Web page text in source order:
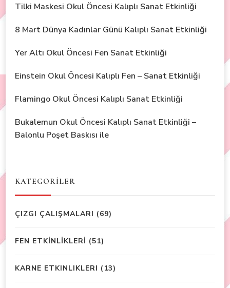
Tilki Maskesi Okul Öncesi Kalıplı Sanat Etkinliği
8 Mart Dünya Kadınlar Günü Kalıplı Sanat Etkinliği
Yer Altı Okul Öncesi Fen Sanat Etkinliği
Einstein Okul Öncesi Kalıplı Fen – Sanat Etkinliği
Flamingo Okul Öncesi Kalıplı Sanat Etkinliği
Bukalemun Okul Öncesi Kalıplı Sanat Etkinliği –
Balonlu Poşet Baskısı ile
KATEGORİLER
ÇIZGI ÇALIŞMALARI (69)
FEN ETKİNLİKLERİ (51)
KARNE ETKINLIKLERI (13)